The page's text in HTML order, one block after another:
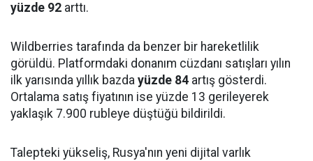
yüzde 92 arttı.
Wildberries tarafında da benzer bir hareketlilik
görüldü. Platformdaki donanım cüzdanı satışları yılın
ilk yarısında yıllık bazda yüzde 84 artış gösterdi.
Ortalama satış fiyatının ise yüzde 13 gerileyerek
yaklaşık 7.900 rubleye düştüğü bildirildi.
Talepteki yükseliş, Rusya'nın yeni dijital varlık